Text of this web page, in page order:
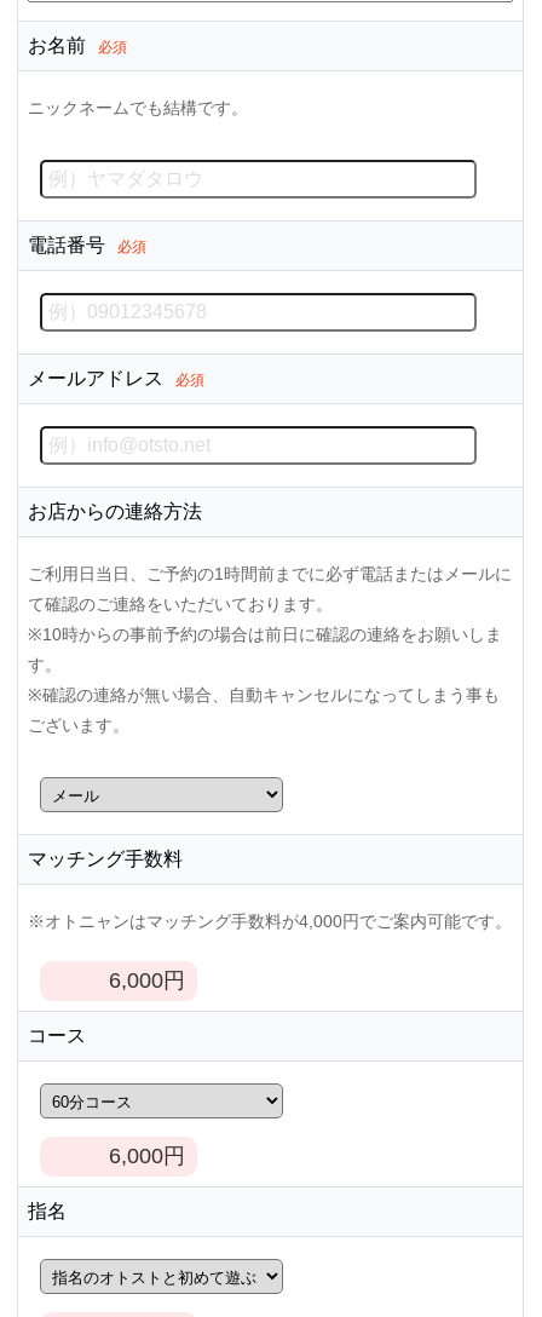
お名前 必須
ニックネームでも結構です。
電話番号 必須
メールアドレス 必須
お店からの連絡方法
ご利用日当日、ご予約の1時間前までに必ず電話またはメールに
て確認のご連絡をいただいております。
※10時からの事前予約の場合は前日に確認の連絡をお願いしま
す。
※確認の連絡が無い場合、自動キャンセルになってしまう事も
ございます。
マッチング手数料
※オトニャンはマッチング手数料が4,000円でご案内可能です。
6,000円
コース
6,000円
指名